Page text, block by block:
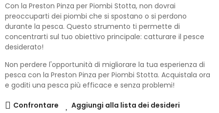
Con la Preston Pinza per Piombi Stotta, non dovrai
preoccuparti dei piombi che si spostano o si perdono
durante la pesca. Questo strumento ti permette di
concentrarti sul tuo obiettivo principale: catturare il pesce
desiderato!
Non perdere l'opportunità di migliorare la tua esperienza di
pesca con la Preston Pinza per Piombi Stotta. Acquistala ora
e goditi una pesca più efficace e senza problemi!
Confrontare
Aggiungi alla lista dei desideri